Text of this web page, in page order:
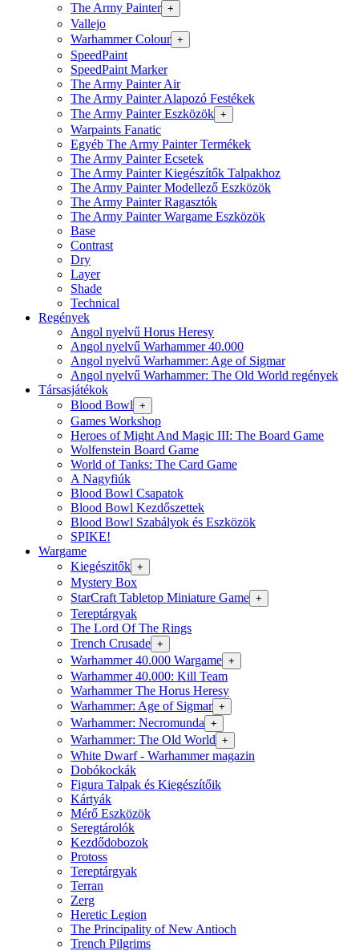
The Army Painter +
Vallejo
Warhammer Colour +
SpeedPaint
SpeedPaint Marker
The Army Painter Air
The Army Painter Alapozó Festékek
The Army Painter Eszközök +
Warpaints Fanatic
Egyéb The Army Painter Termékek
The Army Painter Ecsetek
The Army Painter Kiegészítők Talpakhoz
The Army Painter Modellező Eszközök
The Army Painter Ragasztók
The Army Painter Wargame Eszközök
Base
Contrast
Dry
Layer
Shade
Technical
Regények
Angol nyelvű Horus Heresy
Angol nyelvű Warhammer 40.000
Angol nyelvű Warhammer: Age of Sigmar
Angol nyelvű Warhammer: The Old World regények
Társasjátékok
Blood Bowl +
Games Workshop
Heroes of Might And Magic III: The Board Game
Wolfenstein Board Game
World of Tanks: The Card Game
A Nagyfiúk
Blood Bowl Csapatok
Blood Bowl Kezdőszettek
Blood Bowl Szabályok és Eszközök
SPIKE!
Wargame
Kiegészitők +
Mystery Box
StarCraft Tabletop Miniature Game +
Tereptárgyak
The Lord Of The Rings
Trench Crusade +
Warhammer 40.000 Wargame +
Warhammer 40.000: Kill Team
Warhammer The Horus Heresy
Warhammer: Age of Sigmar +
Warhammer: Necromunda +
Warhammer: The Old World +
White Dwarf - Warhammer magazin
Dobókockák
Figura Talpak és Kiegészítőik
Kártyák
Mérő Eszközök
Seregtárolók
Kezdődobozok
Protoss
Tereptárgyak
Terran
Zerg
Heretic Legion
The Principality of New Antioch
Trench Pilgrims